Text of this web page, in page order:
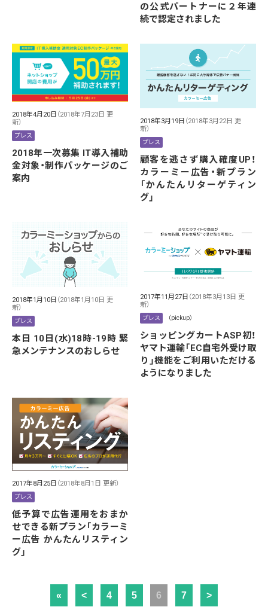
の公式パートナーに２年連
続で認定されました
2018年4月20日 （2018年7月23日 更
新）
プレス
2018年一次募集 IT導入補助
金対象・制作パッケージのご
案内
2018年3月19日 （2018年3月22日 更
新）
プレス
顧客を逃さず購入確度UP！
カラーミー広告・新プラン
「かんたんリターゲティン
グ」
2018年1月10日 （2018年1月10日 更
新）
プレス
本日 10日(水)18時-19時 緊
急メンテナンスのおしらせ
2017年11月27日 （2018年3月13日 更
新）
プレス （pickup）
ショッピングカートASP初！
ヤマト運輸「EC自宅外受け取
り」機能をご利用いただける
ようになりました
2017年8月25日 （2018年8月1日 更新）
プレス
低予算で広告運用をおまか
せできる新プラン「カラーミ
ー広告 かんたんリスティン
グ」
« < 4 5 6 7 >